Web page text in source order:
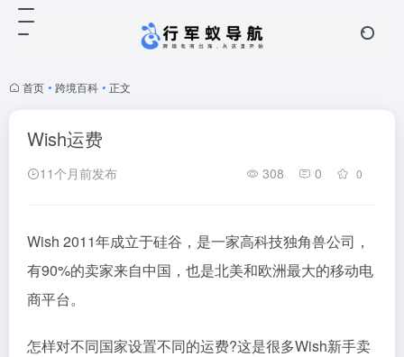
首页 • 跨境百科 • 正文
Wish运费
11个月前发布 308 0 0
Wish 2011年成立于硅谷，是一家高科技独角兽公司，
有90%的卖家来自中国，也是北美和欧洲最大的移动电
商平台。
怎样对不同国家设置不同的运费?这是很多Wish新手卖